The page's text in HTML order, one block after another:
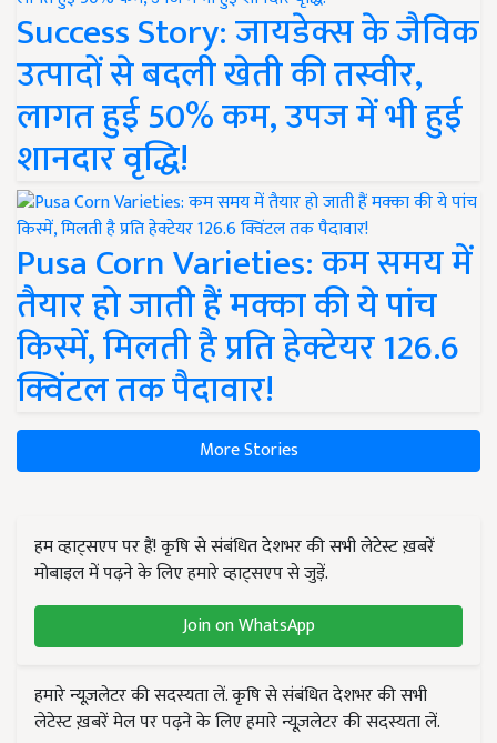
Success Story: जायडेक्स के जैविक
उत्पादों से बदली खेती की तस्वीर,
लागत हुई 50% कम, उपज में भी हुई
शानदार वृद्धि!
Pusa Corn Varieties: कम समय में
तैयार हो जाती हैं मक्का की ये पांच
किस्में, मिलती है प्रति हेक्टेयर 126.6
क्विंटल तक पैदावार!
More Stories
हम व्हाट्सएप पर हैं! कृषि से संबंधित देशभर की सभी लेटेस्ट ख़बरें
मोबाइल में पढ़ने के लिए हमारे व्हाट्सएप से जुड़ें.
Join on WhatsApp
हमारे न्यूज़लेटर की सदस्यता लें. कृषि से संबंधित देशभर की सभी
लेटेस्ट ख़बरें मेल पर पढ़ने के लिए हमारे न्यूज़लेटर की सदस्यता लें.